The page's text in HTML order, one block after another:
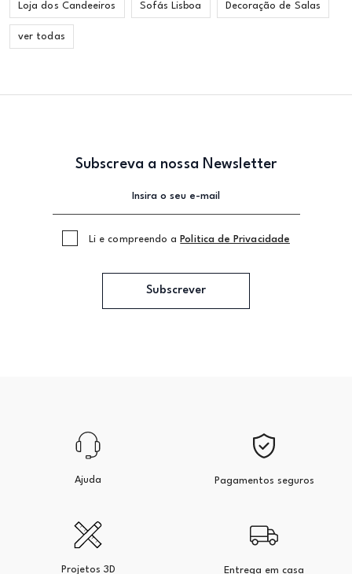
Loja dos Candeeiros Sofás Lisboa Decoração de Salas
ver todas
Subscreva a nossa Newsletter
Li e compreendo a Politica de Privacidade
Subscrever
Ajuda Pagamentos seguros
Projetos 3D Entrega em casa